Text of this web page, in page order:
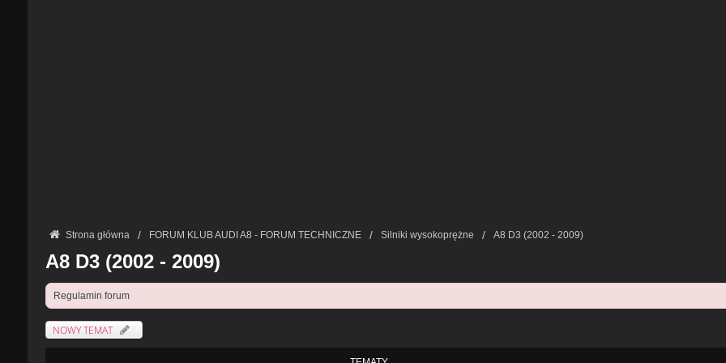
Strona główna FORUM KLUB AUDI A8 - FORUM TECHNICZNE Silniki wysokoprężne A8 D3 (2002 - 2009)
A8 D3 (2002 - 2009)
Regulamin forum
NOWY TEMAT